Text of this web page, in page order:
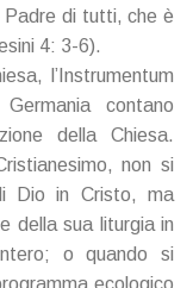
di tutti, che è
4: 3-6).
l’Instrumentum
contano
della Chiesa.
non si
Dio in Cristo, ma
della sua liturgia in
o quando si
ecologico